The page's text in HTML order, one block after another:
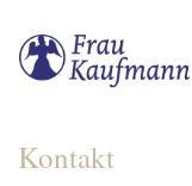
Kontakt